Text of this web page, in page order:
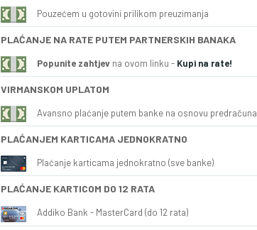
Pouzećem u gotovini prilikom preuzimanja
PLAĆANJE NA RATE PUTEM PARTNERSKIH BANAKA
Popunite zahtjev na ovom linku - Kupi na rate!
VIRMANSKOM UPLATOM
Avansno plaćanje putem banke na osnovu predračuna
PLAĆANJEM KARTICAMA JEDNOKRATNO
Plaćanje karticama jednokratno (sve banke)
PLAĆANJE KARTICOM DO 12 RATA
Addiko Bank - MasterCard (do 12 rata)